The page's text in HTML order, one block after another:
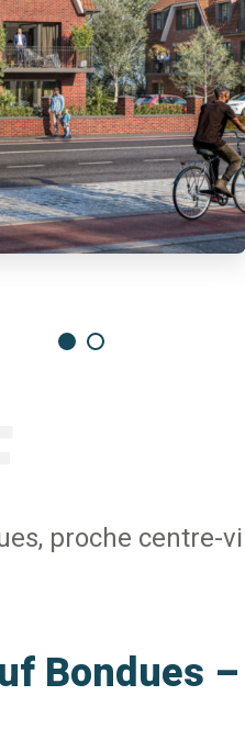
proche centre-
Bondues –